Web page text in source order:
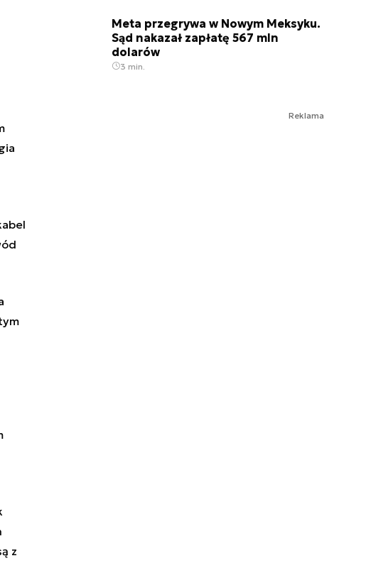
z
Meta przegrywa w Nowym Meksyku.
Sąd nakazał zapłatę 567 mln
dolarów
3 min.
Reklama